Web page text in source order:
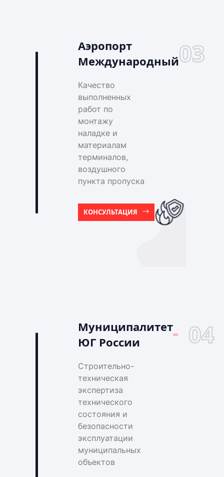
Аэропорт
Международный03
Качество
выполненных
работ по
монтажу
наладке и
материалам
терминалов,
воздушного
пункта пропуска
КОНСУЛЬТАЦИЯ
Муниципалитет
ЮГ России
04
Строительно-
техническая
экспертиза
технического
состояния и
безопасности
эксплуатации
муниципальных
объектов